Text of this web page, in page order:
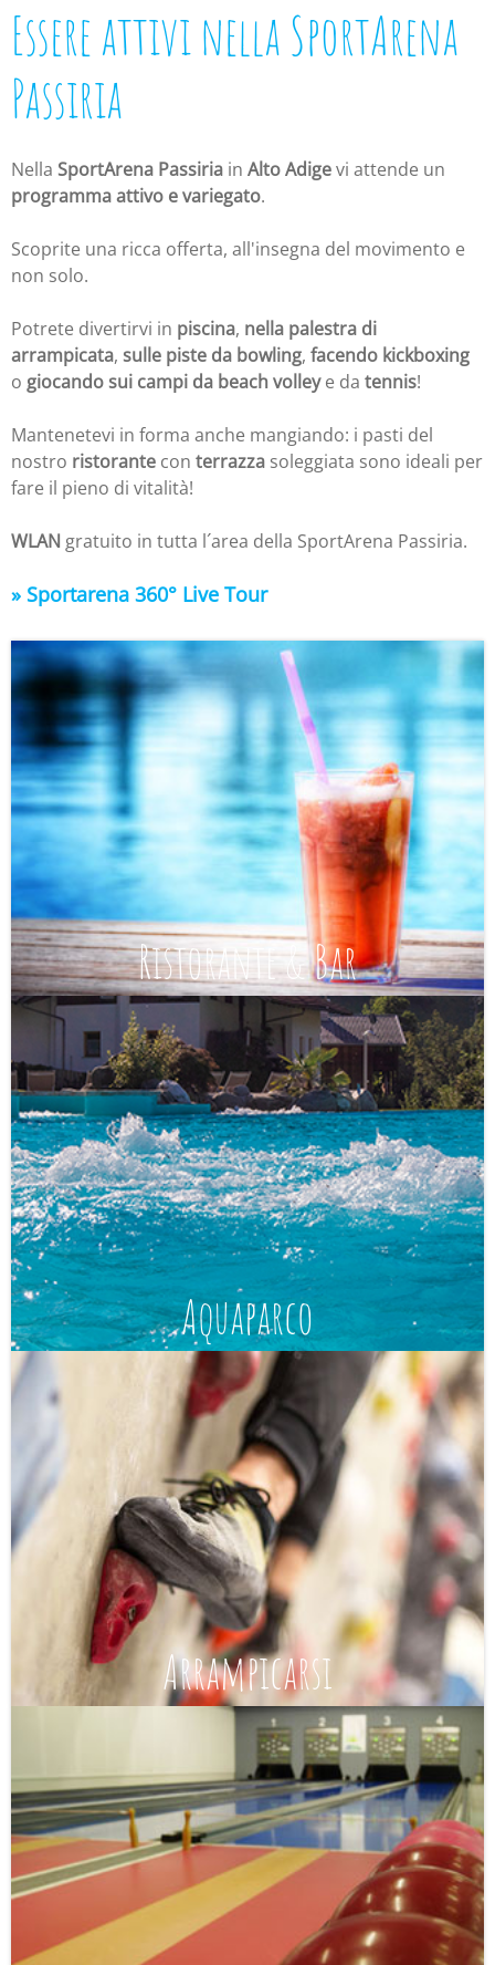
Essere attivi nella SportArena
Passiria
Nella SportArena Passiria in Alto Adigevi attende un
programma attivo e variegato.
Scoprite una ricca offerta, all'insegna del movimento e
non solo.
Potrete divertirvi in piscina, nella palestra di
arrampicata, sulle piste da bowling, facendo kickboxing
o giocando sui campi da beach volleye da tennis!
Mantenetevi in forma anche mangiando: i pasti del
nostro ristorante con terrazza soleggiata sono ideali per
fare il pieno di vitalità!
WLAN gratuito in tutta l´area della SportArena Passiria.
» Sportarena 360° Live Tour
Ristorante & Bar
Aquaparco
Arrampicarsi